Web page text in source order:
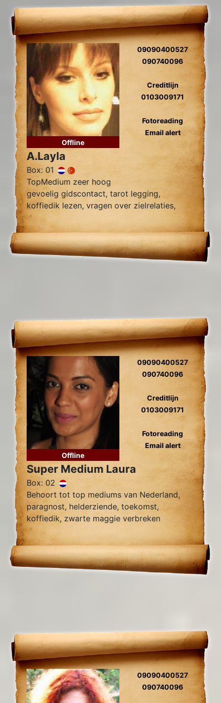
Offline
09090400527
090740096
Creditlijn
0103009171
Fotoreading
Email alert
A.Layla
Box: 01
TopMedium zeer hoog
gevoelig gidscontact, tarot legging,
koffiedik lezen, vragen over zielrelaties,
werk, financiën wegnemen van blokkades,
relatie herstel
Offline
09090400527
090740096
Creditlijn
0103009171
Fotoreading
Email alert
Super Medium Laura
Box: 02
Behoort tot top mediums van Nederland,
paragnost, helderziende, toekomst,
koffiedik, zwarte maggie verbreken
zielsliefde, zielsverwanten, gidscontact,
relatieproblemen, levensvragen.
09090400527
090740096